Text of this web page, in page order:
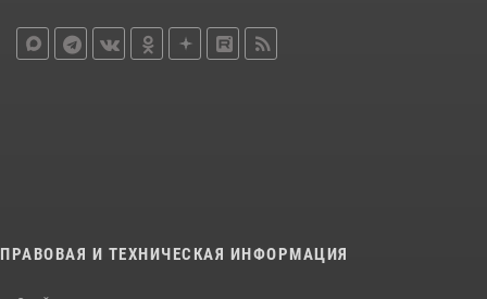
ПРАВОВАЯ И ТЕХНИЧЕСКАЯ ИНФОРМАЦИЯ